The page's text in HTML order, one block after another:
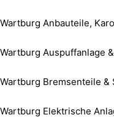
Wartburg Anbauteile,
Wartburg Auspuffanlage
Wartburg Bremsenteile &
Wartburg Elektrische